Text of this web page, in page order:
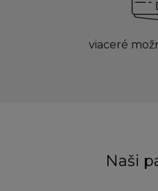
viaceré
Naši